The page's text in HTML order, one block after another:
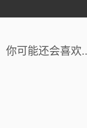
你可能还会喜欢